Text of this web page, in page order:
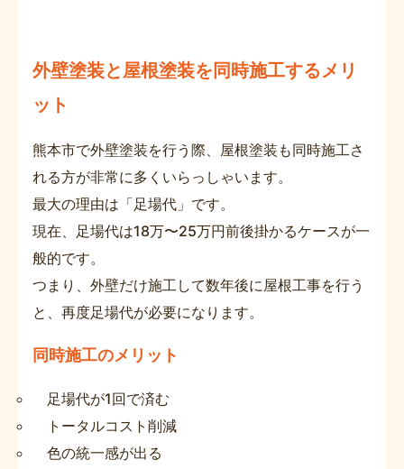
外壁塗装と屋根塗装を同時施工するメリ
ット
熊本市で外壁塗装を行う際、屋根塗装も同時施工さ
れる方が非常に多くいらっしゃいます。
最大の理由は「足場代」です。
現在、足場代は18万〜25万円前後掛かるケースが一
般的です。
つまり、外壁だけ施工して数年後に屋根工事を行う
と、再度足場代が必要になります。
同時施工のメリット
足場代が1回で済む
トータルコスト削減
色の統一感が出る